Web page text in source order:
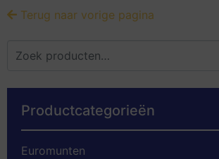
Terug naar vorige pagina
Productcategorieën
Euromunten